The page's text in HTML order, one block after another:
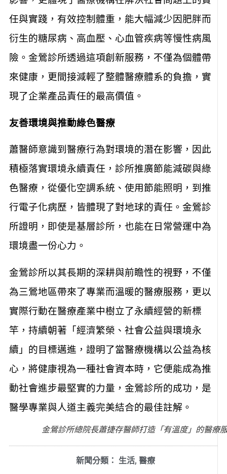
任與實踐，有效控制體重，能大幅減少因肥胖而
衍生的糖尿病、高血壓、心血管疾病等慢性病風
險。金鶯診所透過這項創新服務，不僅為個體帶
來健康，更間接減輕了整體醫療體系的負擔，實
現了企業產品責任的最高價值。
友善環境與推動綠色醫療
蕭醫師意識到醫療行為對環境的潛在影響，因此
積極落實環境永續責任，診所推廣節能減碳與綠
色醫療，從優化空調系統、使用節能照明，到推
行電子化病歷，皆體現了對地球的責任。金鶯診
所證明，即使是基層診所，也能在日常營運中為
環境盡一份心力。
金鶯診所以其長期的深耕與前瞻性的視野，不僅
為三鶯地區帶來了專業而溫暖的醫療服務，更以
實際行動在醫療產業中樹立了永續經營的新標
竿，持續朝著「經濟繁榮、社會公益與環境永
續」的目標邁進，證明了當醫療機構以公益為核
心，將健康視為一種社會資本時，它便能成為推
動社會進步最堅實的力量，金鶯診所的成功，是
醫學專業與人道主義完美結合的最佳註解。
金鶯診所總院長蕭捷存醫師打造「有溫度」的醫療
新聞分類： 生活, 醫療